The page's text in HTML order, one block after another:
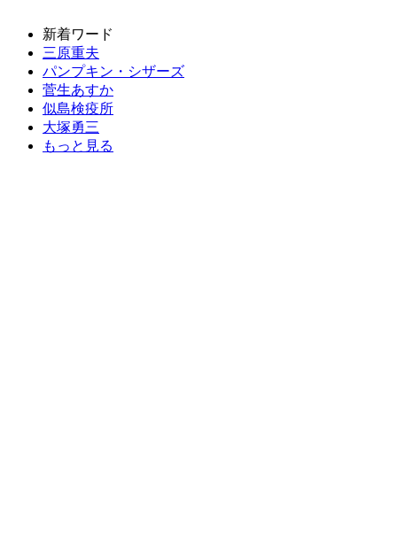
新着ワード
三原重夫
パンプキン・シザーズ
菅生あすか
似島検疫所
大塚勇三
もっと見る